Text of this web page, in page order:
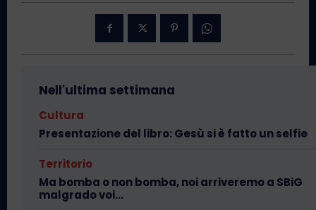
Nell'ultima settimana
Cultura
Presentazione del libro: Gesù si è fatto un selfie
Territorio
Ma bomba o non bomba, noi arriveremo a SBiG
malgrado voi…